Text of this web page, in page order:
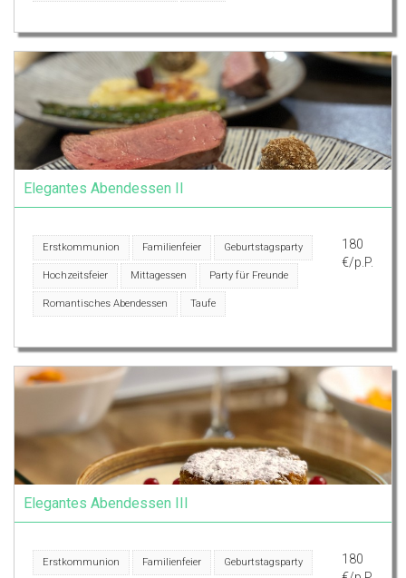
Elegantes Abendessen II
Erstkommunion Familienfeier Geburtstagsparty
Hochzeitsfeier Mittagessen Party für Freunde
Romantisches Abendessen Taufe
180
€/p.P.
Elegantes Abendessen III
Erstkommunion Familienfeier Geburtstagsparty
180